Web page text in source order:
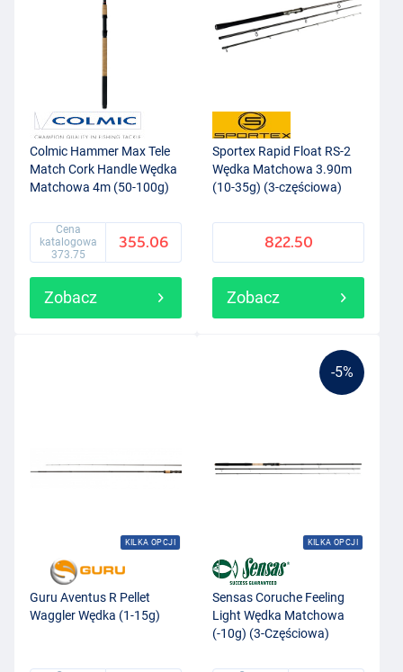
Colmic Hammer Max Tele
Match Cork Handle Wędka
Matchowa 4m (50-100g)
Cena
katalogowa
373.75
355.06
Zobacz
Sportex Rapid Float RS-2
Wędka Matchowa 3.90m
(10-35g) (3-częściowa)
822.50
Zobacz
KILKA OPCJI
Guru Aventus R Pellet
Waggler Wędka (1-15g)
-5%
KILKA OPCJI
Sensas Coruche Feeling
Light Wędka Matchowa
(-10g) (3-Częściowa)